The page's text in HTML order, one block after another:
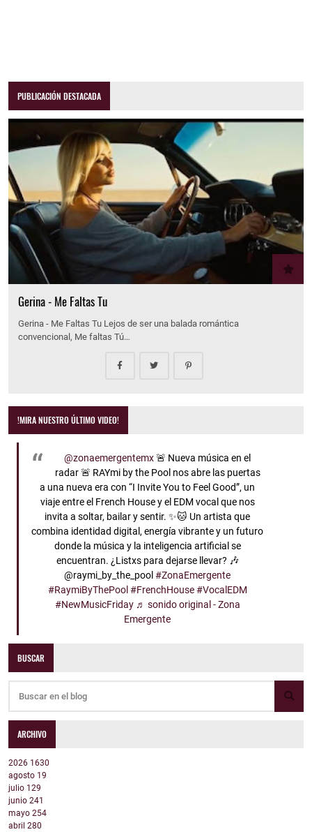
PUBLICACIÓN DESTACADA
Gerina - Me Faltas Tu
Gerina - Me Faltas Tu Lejos de ser una balada romántica
convencional, Me faltas Tú…
!MIRA NUESTRO ÚLTIMO VIDEO!
@zonaemergentemx🚨 Nueva música en el
radar 🚨 RAYmi by the Pool nos abre las puertas
a una nueva era con “I Invite You to Feel Good”, un
viaje entre el French House y el EDM vocal que nos
invita a soltar, bailar y sentir. ✨🐱 Un artista que
combina identidad digital, energía vibrante y un futuro
donde la música y la inteligencia artificial se
encuentran. ¿Listxs para dejarse llevar? 🎶
@raymi_by_the_pool#ZonaEmergente
#RaymiByThePool #FrenchHouse #VocalEDM
#NewMusicFriday ♬ sonido original - Zona
Emergente
BUSCAR
ARCHIVO
2026 1630
agosto 19
julio 129
junio 241
mayo 254
abril 280